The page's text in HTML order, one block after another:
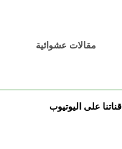
مقالات عشوائية
قناتنا على اليوتيوب